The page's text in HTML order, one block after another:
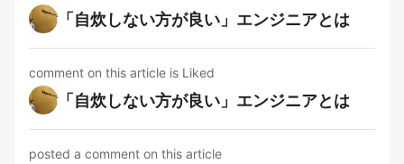
「自炊しない方が良い」エンジニアとは
comment on this article is Liked
「自炊しない方が良い」エンジニアとは
posted a comment on this article